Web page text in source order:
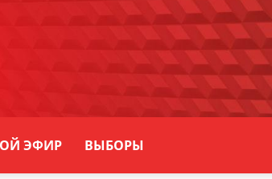
ЭФИР ВЫБОРЫ